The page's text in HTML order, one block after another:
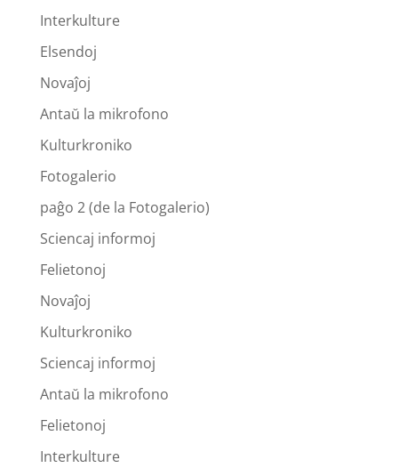
Interkulture
Elsendoj
Novaĵoj
Antaŭ la mikrofono
Kulturkroniko
Fotogalerio
paĝo 2 (de la Fotogalerio)
Sciencaj informoj
Felietonoj
Novaĵoj
Kulturkroniko
Sciencaj informoj
Antaŭ la mikrofono
Felietonoj
Interkulture